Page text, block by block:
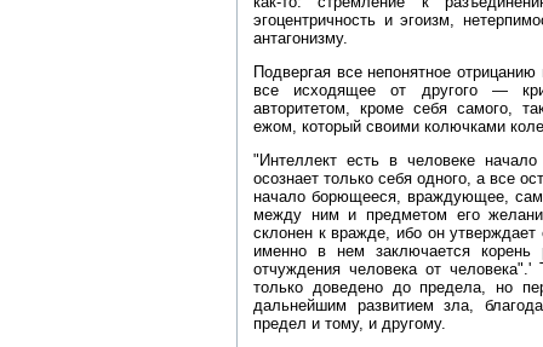
эгоцентричность и эгоизм,
антагонизму.
Подвергая все непонятное
все исходящее от другого —
авторитетом, кроме себя самого,
ежом, который своими колючками
"Интеллект есть в человеке
осознает только себя одного, а все
начало борющееся, враждующее,
между ним и предметом его
склонен к вражде, ибо он
именно в нем заключается корень
отчуждения человека от человека".'
только доведено до предела, но
дальнейшим развитием зла,
предел и тому, и другому.